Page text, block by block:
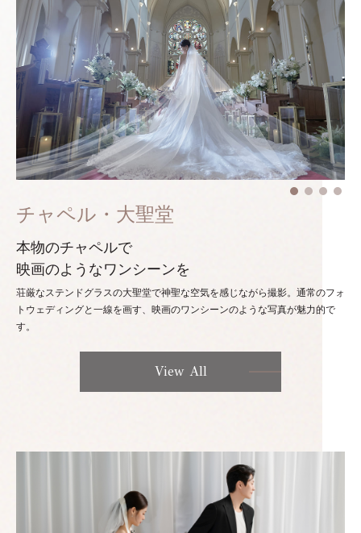
チャペル・大聖堂
本物のチャペルで
映画のようなワンシーンを
荘厳なステンドグラスの大聖堂で神聖な空気を感じながら撮影。通常のフォ
トウェディングと一線を画す、映画のワンシーンのような写真が魅力的で
す。
View All